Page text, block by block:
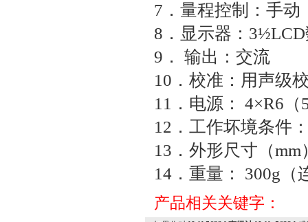
7 ．量程控制：手动
8 ．显示器： 3½LCD
9 ． 输出：交流
10 ．校准：用声级
11 ．电源： 4×R6 （
12 ．工作坏境条件
13 ．外形尺寸（mm
14 ．重量： 300g
产品相关关键字：